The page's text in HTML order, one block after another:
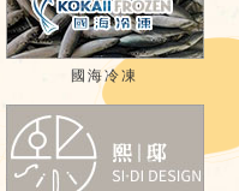
國海冷凍